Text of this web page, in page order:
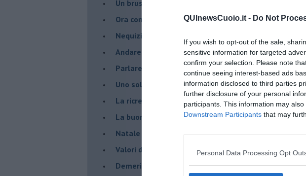
QUInewsCuoio.it - Do Not
If you wish to opt-out of the sale,
sensitive information for targeted
confirm your selection. Please note
continue seeing interest-based ads
information disclosed to third parties
further disclosure of your personal
participants. This information may
Downstream Participants that may
Personal Data Processing Opt
Un brusco risveglio
Ora come allora
Nequizia
Andare oltre lo specchio
Parlare con la televisione
Uno solo al comando?
La ricreazione è finita
La buona notizia
Natale con l'elmetto
Valori dubbi miti fasulli
Demeritocrazia